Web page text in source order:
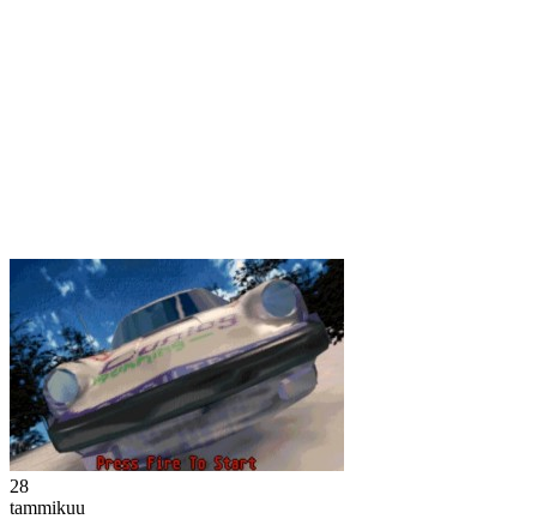
28
tammikuu